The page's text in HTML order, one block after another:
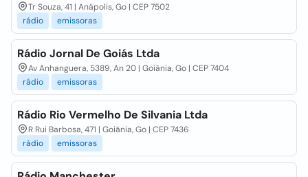
Tr Souza, 41 | Anápolis, Go | CEP 7502
rádio
emissoras
Rádio Jornal De Goiás Ltda
Av Anhanguera, 5389, An 20 | Goiânia, Go | CEP 7404
rádio
emissoras
Rádio Rio Vermelho De Silvania Ltda
R Rui Barbosa, 471 | Goiânia, Go | CEP 7436
rádio
emissoras